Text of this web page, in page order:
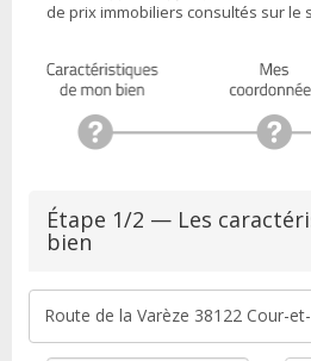
de prix immobiliers consultés sur le
Étape 1/2 — Les
bien